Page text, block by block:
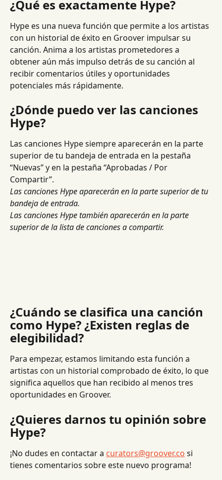
¿Qué es exactamente Hype?
Hype es una nueva función que permite a los artistas
con un historial de éxito en Groover impulsar su
canción. Anima a los artistas prometedores a
obtener aún más impulso detrás de su canción al
recibir comentarios útiles y oportunidades
potenciales más rápidamente.
¿Dónde puedo ver las canciones
Hype?
Las canciones Hype siempre aparecerán en la parte
superior de tu bandeja de entrada en la pestaña
“Nuevas” y en la pestaña “Aprobadas / Por
Compartir”.
Las canciones Hype aparecerán en la parte superior de tu
bandeja de entrada.
Las canciones Hype también aparecerán en la parte
superior de la lista de canciones a compartir.
¿Cuándo se clasifica una canción
como Hype? ¿Existen reglas de
elegibilidad?
Para empezar, estamos limitando esta función a
artistas con un historial comprobado de éxito, lo que
significa aquellos que han recibido al menos tres
oportunidades en Groover.
¿Quieres darnos tu opinión sobre
Hype?
¡No dudes en contactar a curators@groover.co si
tienes comentarios sobre este nuevo programa!